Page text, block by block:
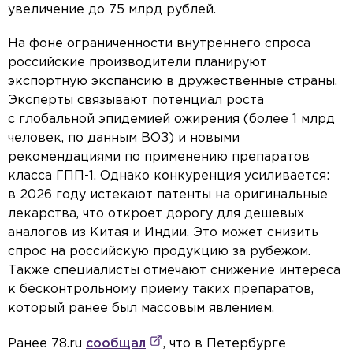
увеличение до 75 млрд рублей.
На фоне ограниченности внутреннего спроса
российские производители планируют
экспортную экспансию в дружественные страны.
Эксперты связывают потенциал роста
с глобальной эпидемией ожирения (более 1 млрд
человек, по данным ВОЗ) и новыми
рекомендациями по применению препаратов
класса ГПП-1. Однако конкуренция усиливается:
в 2026 году истекают патенты на оригинальные
лекарства, что откроет дорогу для дешевых
аналогов из Китая и Индии. Это может снизить
спрос на российскую продукцию за рубежом.
Также специалисты отмечают снижение интереса
к бесконтрольному приему таких препаратов,
который ранее был массовым явлением.
Ранее 78.ru сообщал
, что в Петербурге